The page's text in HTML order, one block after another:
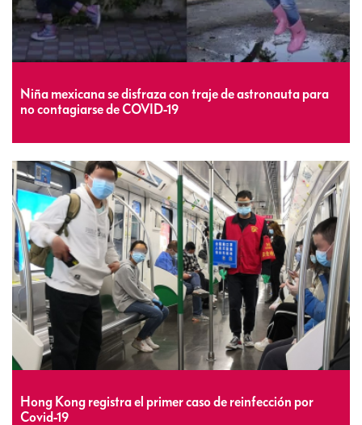
Niña mexicana se disfraza con traje de astronauta para
no contagiarse de COVID-19
Hong Kong registra el primer caso de reinfección por
Covid-19